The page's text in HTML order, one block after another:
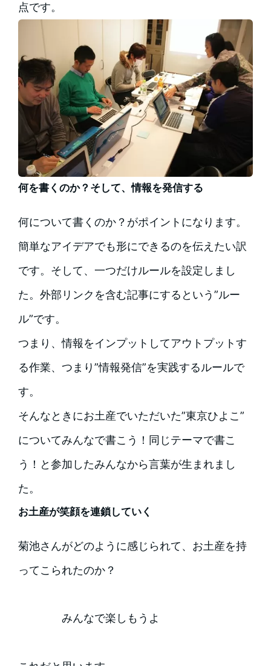
点です。
何を書くのか？そして、情報を発信する
何について書くのか？がポイントになります。
簡単なアイデアでも形にできるのを伝えたい訳
です。そして、一つだけルールを設定しまし
た。外部リンクを含む記事にするという”ルー
ル”です。
つまり、情報をインプットしてアウトプットす
る作業、つまり”情報発信”を実践するルールで
す。
そんなときにお土産でいただいた”東京ひよこ”
についてみんなで書こう！同じテーマで書こ
う！と参加したみんなから言葉が生まれまし
た。
お土産が笑顔を連鎖していく
菊池さんがどのように感じられて、お土産を持
ってこられたのか？
みんなで楽しもうよ